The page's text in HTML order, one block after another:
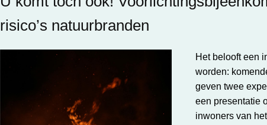
risico’s natuurbranden
Het belooft een
worden:
geven twee
een presentatie
inwoners van